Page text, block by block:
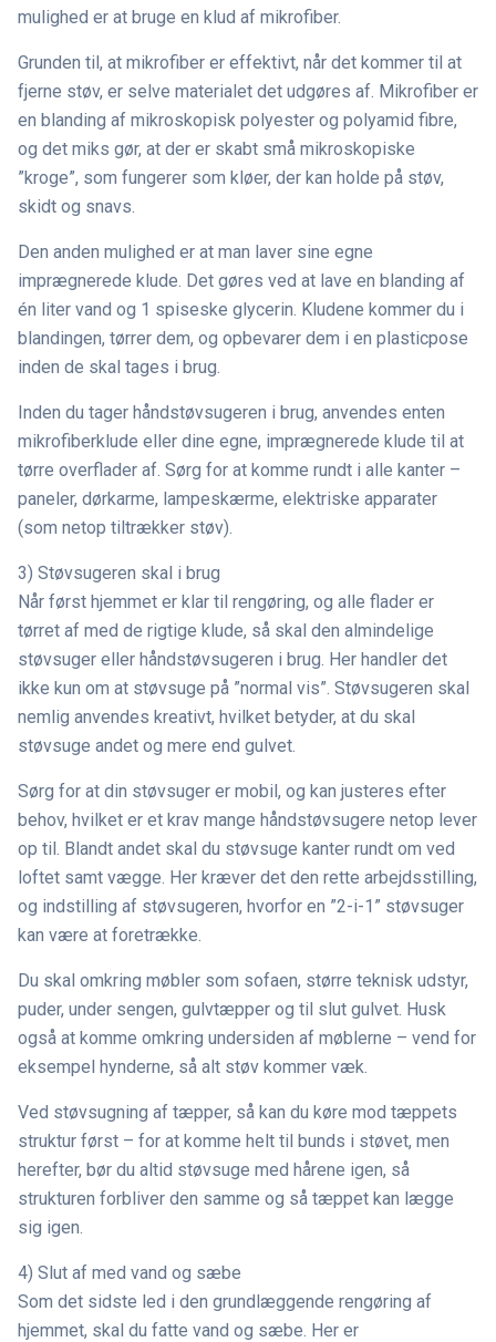
mulighed er at bruge en klud af mikrofiber.
Grunden til, at mikrofiber er effektivt, når det kommer til at
fjerne støv, er selve materialet det udgøres af. Mikrofiber er
en blanding af mikroskopisk polyester og polyamid fibre,
og det miks gør, at der er skabt små mikroskopiske
”kroge”, som fungerer som kløer, der kan holde på støv,
skidt og snavs.
Den anden mulighed er at man laver sine egne
imprægnerede klude. Det gøres ved at lave en blanding af
én liter vand og 1 spiseske glycerin. Kludene kommer du i
blandingen, tørrer dem, og opbevarer dem i en plasticpose
inden de skal tages i brug.
Inden du tager håndstøvsugeren i brug, anvendes enten
mikrofiberklude eller dine egne, imprægnerede klude til at
tørre overflader af. Sørg for at komme rundt i alle kanter –
paneler, dørkarme, lampeskærme, elektriske apparater
(som netop tiltrækker støv).
3) Støvsugeren skal i brug
Når først hjemmet er klar til rengøring, og alle flader er
tørret af med de rigtige klude, så skal den almindelige
støvsuger eller håndstøvsugeren i brug. Her handler det
ikke kun om at støvsuge på ”normal vis”. Støvsugeren skal
nemlig anvendes kreativt, hvilket betyder, at du skal
støvsuge andet og mere end gulvet.
Sørg for at din støvsuger er mobil, og kan justeres efter
behov, hvilket er et krav mange håndstøvsugere netop lever
op til. Blandt andet skal du støvsuge kanter rundt om ved
loftet samt vægge. Her kræver det den rette arbejdsstilling,
og indstilling af støvsugeren, hvorfor en ”2-i-1” støvsuger
kan være at foretrække.
Du skal omkring møbler som sofaen, større teknisk udstyr,
puder, under sengen, gulvtæpper og til slut gulvet. Husk
også at komme omkring undersiden af møblerne – vend for
eksempel hynderne, så alt støv kommer væk.
Ved støvsugning af tæpper, så kan du køre mod tæppets
struktur først – for at komme helt til bunds i støvet, men
herefter, bør du altid støvsuge med hårene igen, så
strukturen forbliver den samme og så tæppet kan lægge
sig igen.
4) Slut af med vand og sæbe
Som det sidste led i den grundlæggende rengøring af
hjemmet, skal du fatte vand og sæbe. Her er